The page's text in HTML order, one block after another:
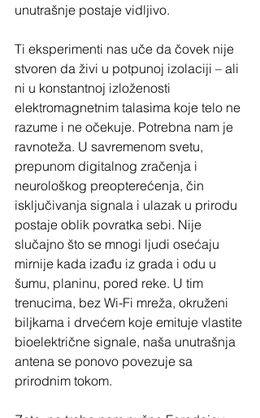
unutrašnje postaje vidljivo.
Ti eksperimenti nas uče da čovek nije
stvoren da živi u potpunoj izolaciji – ali
ni u konstantnoj izloženosti
elektromagnetnim talasima koje telo ne
razume i ne očekuje. Potrebna nam je
ravnoteža. U savremenom svetu,
prepunom digitalnog zračenja i
neurološkog preopterećenja, čin
isključivanja signala i ulazak u prirodu
postaje oblik povratka sebi. Nije
slučajno što se mnogi ljudi osećaju
mirnije kada izađu iz grada i odu u
šumu, planinu, pored reke. U tim
trenucima, bez Wi-Fi mreža, okruženi
biljkama i drvećem koje emituje vlastite
bioelektrične signale, naša unutrašnja
antena se ponovo povezuje sa
prirodnim tokom.